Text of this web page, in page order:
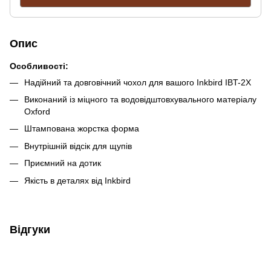
Опис
Особливості:
Надійний та довговічний чохол для вашого Inkbird IBT-2X
Виконаний із міцного та водовідштовхувального матеріалу
Oxford
Штампована жорстка форма
Внутрішній відсік для щупів
Приємний на дотик
Якість в деталях від Inkbird
Відгуки